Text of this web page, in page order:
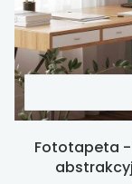
Fototapeta -